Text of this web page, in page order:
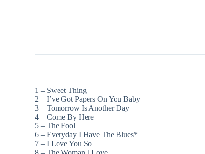
1 – Sweet Thing
2 – I’ve Got Papers On You Baby
3 – Tomorrow Is Another Day
4 – Come By Here
5 – The Fool
6 – Everyday I Have The Blues*
7 – I Love You So